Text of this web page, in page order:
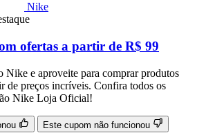
Nike
ofertas a partir de R$ 99
Nike e aproveite para comprar produtos
de preços incríveis. Confira todos os
Nike Loja Oficial!
Este cupom não funcionou